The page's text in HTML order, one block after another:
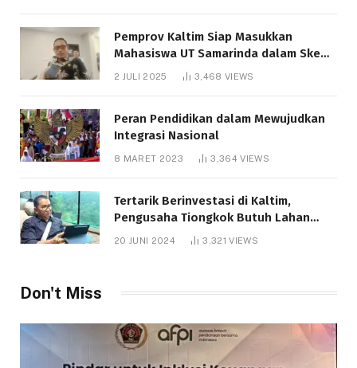
Pemprov Kaltim Siap Masukkan
Mahasiswa UT Samarinda dalam Skema
Bantuan Pendidikan Gratispol
2 JULI 2025 3,468 VIEWS
Peran Pendidikan dalam Mewujudkan
Integrasi Nasional
8 MARET 2023 3,364VIEWS
Tertarik Berinvestasi di Kaltim,
Pengusaha Tiongkok Butuh Lahan
1.000 Hektare
20 JUNI 2024 3,321VIEWS
Don't Miss